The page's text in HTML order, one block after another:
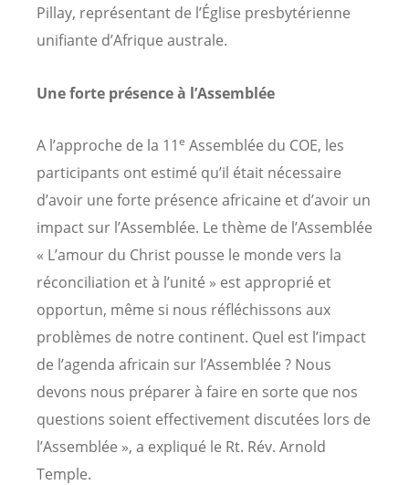
Pillay, représentant de l’Église presbytérienne
unifiante d’Afrique australe.
Une forte présence à l’Assemblée
A l’approche de la 11e Assemblée du COE, les
participants ont estimé qu’il était nécessaire
d’avoir une forte présence africaine et d’avoir un
impact sur l’Assemblée. Le thème de l’Assemblée
« L’amour du Christ pousse le monde vers la
réconciliation et à l’unité » est approprié et
opportun, même si nous réfléchissons aux
problèmes de notre continent. Quel est l’impact
de l’agenda africain sur l’Assemblée ? Nous
devons nous préparer à faire en sorte que nos
questions soient effectivement discutées lors de
l’Assemblée », a expliqué le Rt. Rév. Arnold
Temple.